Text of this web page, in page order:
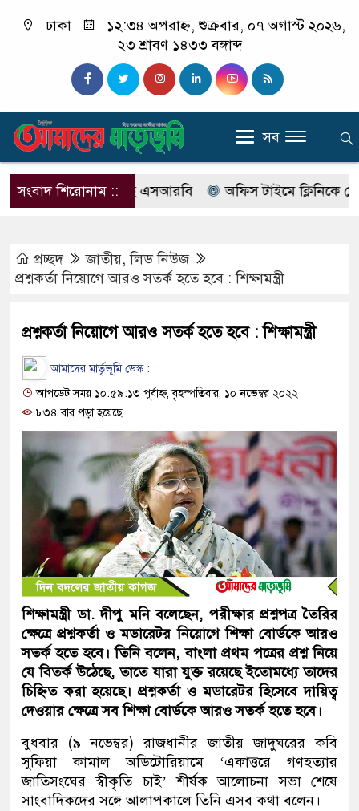
ঢাকা
১২:৩৪ অপরাহ্ন, শুক্রবার, ০৭ অগাস্ট ২০২৬,
২৩ শ্রাবণ ১৪৩৩ বঙ্গাব্দ
সব
সংবাদ শিরোনাম ::
নাম বদলে আসছে এসআরবি অফিস টাইমে ক্লিনিকে রোগী
প্রচ্ছদ জাতীয়,লিড নিউজ
প্রশ্নকর্তা নিয়োগে আরও সতর্ক হতে হবে : শিক্ষামন্ত্রী
প্রশ্নকর্তা নিয়োগে আরও সতর্ক হতে হবে : শিক্ষামন্ত্রী
আমাদের মার্তৃভূমি ডেস্ক :
আপডেট সময় ১০:৫৯:১৩ পূর্বাহ্ন, বৃহস্পতিবার, ১০ নভেম্বর ২০২২
৮৩৪ বার পড়া হয়েছে
শিক্ষামন্ত্রী ডা. দীপু মনি বলেছেন, পরীক্ষার প্রশ্নপত্র তৈরির
ক্ষেত্রে প্রশ্নকর্তা ও মডারেটর নিয়োগে শিক্ষা বোর্ডকে আরও
সতর্ক হতে হবে। তিনি বলেন, বাংলা প্রথম পত্রের প্রশ্ন নিয়ে
যে বিতর্ক উঠেছে, তাতে যারা যুক্ত রয়েছে ইতোমধ্যে তাদের
চিহ্নিত করা হয়েছে। প্রশ্নকর্তা ও মডারেটর হিসেবে দায়িত্ব
দেওয়ার ক্ষেত্রে সব শিক্ষা বোর্ডকে আরও সতর্ক হতে হবে।
বুধবার (৯ নভেম্বর) রাজধানীর জাতীয় জাদুঘরের কবি
সুফিয়া কামাল অডিটোরিয়ামে ‘একাত্তরে গণহত্যার
জাতিসংঘের স্বীকৃতি চাই’ শীর্ষক আলোচনা সভা শেষে
সাংবাদিকদের সঙ্গে আলাপকালে তিনি এসব কথা বলেন।